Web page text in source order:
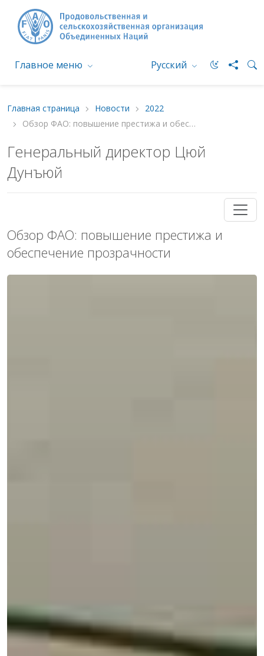
Главное меню Русский
Главная страница Новости
2022
Обзор ФАО: повышение престижа и обеспечение прозрачности
Генеральный директор Цюй
Дунъюй
Обзор ФАО: повышение престижа и
обеспечение прозрачности